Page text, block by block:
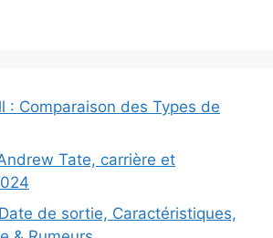
: Comparaison des Types de
Tate, carrière et
de sortie, Caractéristiques,